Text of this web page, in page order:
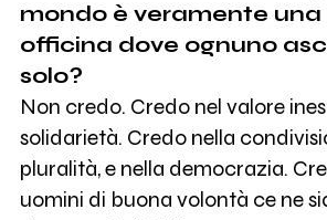
mondo è veramente una
officina dove ognuno
solo?
Non credo. Credo nel valore
solidarietà. Credo nella
pluralità, e nella democrazia.
uomini di buona volontà ce ne